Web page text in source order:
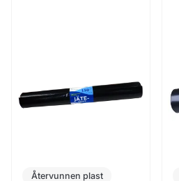
Återvunnen plast